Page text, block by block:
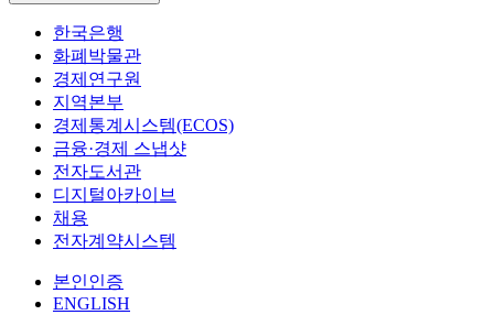
한국은행
화폐박물관
경제연구원
지역본부
경제통계시스템(ECOS)
금융·경제 스냅샷
전자도서관
디지털아카이브
채용
전자계약시스템
본인인증
ENGLISH